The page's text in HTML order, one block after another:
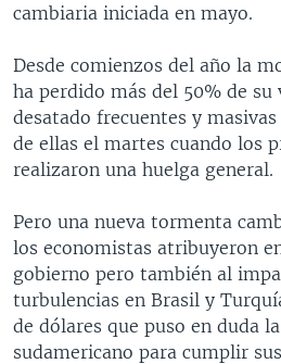
cambiaria iniciada en mayo.
Desde comienzos del año la
ha perdido más del 50% de su
desatado frecuentes y
de ellas el martes cuando los
realizaron una huelga general.
Pero una nueva tormenta
los economistas atribuyeron
gobierno pero también al
turbulencias en Brasil y
de dólares que puso en duda
sudamericano para cumplir